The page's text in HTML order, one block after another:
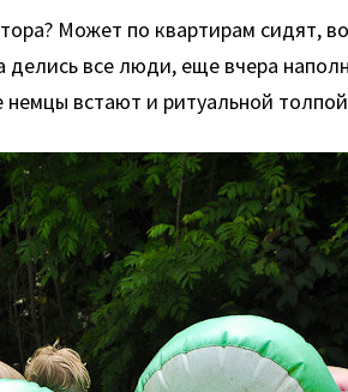
Может по квартирам сидят,
делись все люди, еще вчера
встают и ритуальной